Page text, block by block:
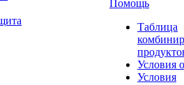
Помощь
Таблица
Условия
Условия